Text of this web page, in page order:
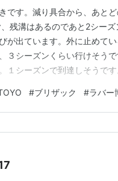
です。減り具合から、あと
残溝はあるのであと2シー
が出ています。外に止めて
３シーズンくらい行けそう
１シーズンで到達しそうで
は余裕です。３シーズンも可
減っていく感じをみると、
#ブリザック #ラバー